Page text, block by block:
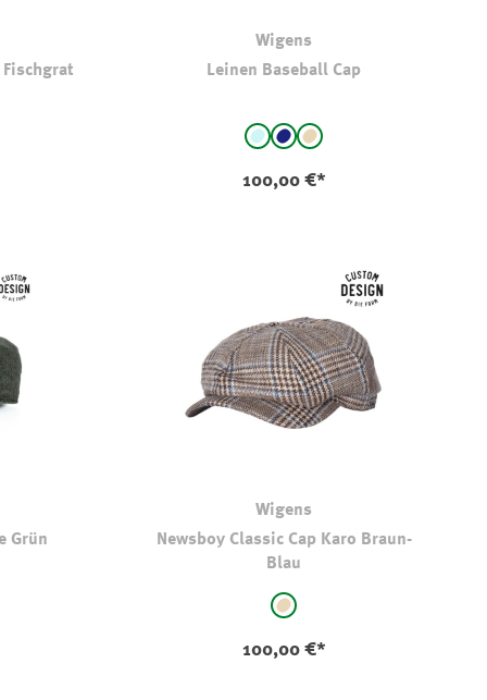
Fischgrat
kariert
Wigens
Leinen Baseball Cap
auswählen
hellbleu
NavyBeige
100,00 €*
Grün
Wigens
Newsboy Classic Cap Karo Braun-
Blau
auswählenbeige - kariert
100,00 €*